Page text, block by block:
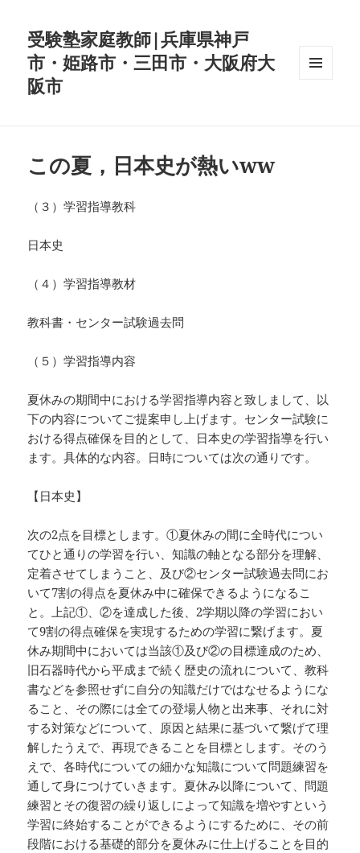
受験塾家庭教師|兵庫県神戸
市・姫路市・三田市・大阪府大
阪市
この夏，日本史が熱いww
（３）学習指導教科
日本史
（４）学習指導教材
教科書・センター試験過去問
（５）学習指導内容
夏休みの期間中における学習指導内容と致しまして、以
下の内容についてご提案申し上げます。センター試験に
おける得点確保を目的として、日本史の学習指導を行い
ます。具体的な内容。日時については次の通りです。
【日本史】
次の2点を目標とします。①夏休みの間に全時代につい
てひと通りの学習を行い、知識の軸となる部分を理解、
定着させてしまうこと、及び②センター試験過去問にお
いて7割の得点を夏休み中に確保できるようになるこ
と。上記①、②を達成した後、2学期以降の学習におい
て9割の得点確保を実現するための学習に繋げます。夏
休み期間中においては当該①及び②の目標達成のため、
旧石器時代から平成まで続く歴史の流れについて、教科
書などを参照せずに自分の知識だけではなせるようにな
ること、その際には全ての登場人物と出来事、それに対
する対策などについて、原因と結果に基づいて繋げて理
解したうえで、再現できることを目標とします。そのう
えで、各時代についての細かな知識について問題練習を
通して身につけていきます。夏休み以降について、問題
練習とその復習の繰り返しによって知識を増やすという
学習に終始することができるようにするために、その前
段階における基礎的部分を夏休みに仕上げることを目的